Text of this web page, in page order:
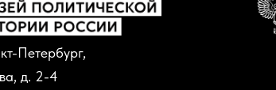
д. 2-4
Петербург,